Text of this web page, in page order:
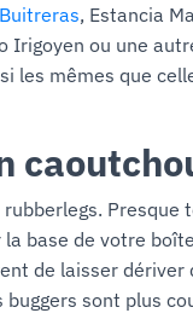
, Estancia
Irigoyen ou une
les mêmes que
Presque
base de votre
de laisser dériver
sont plus